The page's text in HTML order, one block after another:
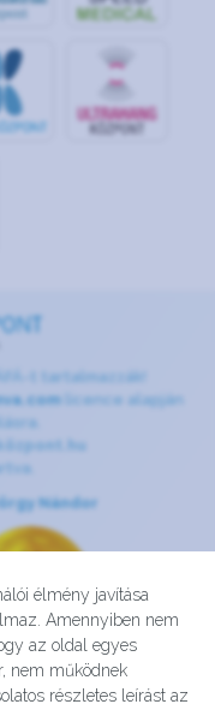
élmény javítása
Amennyiben nem
az oldal egyes
nem működnek
részletes leírást az
t tartalmazzák!
licence alapján
Nándor